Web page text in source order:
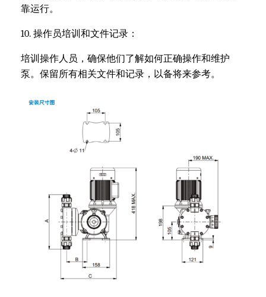
靠运行。
10. 操作员培训和文件记录：
培训操作人员，确保他们了解如何正确操作和维护
泵。保留所有相关文件和记录，以备将来参考。